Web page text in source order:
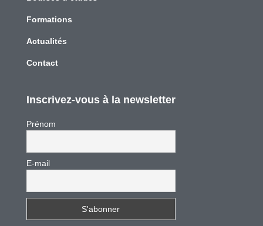
Formations
Actualités
Contact
Inscrivez-vous à la newsletter
Prénom
E-mail